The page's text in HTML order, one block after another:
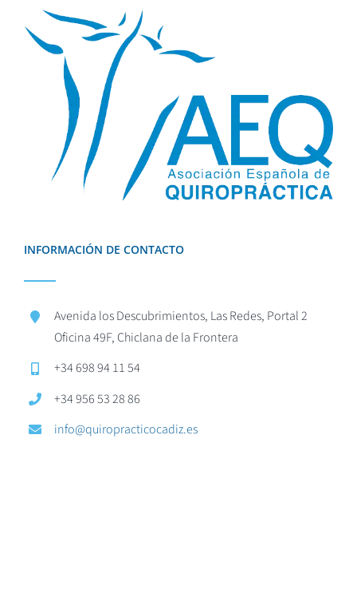
INFORMACIÓN DE CONTACTO
Avenida los Descubrimientos, Las Redes, Portal 2
Oficina 49F, Chiclana de la Frontera
+34 698 94 11 54
+34 956 53 28 86
info@quiropracticocadiz.es